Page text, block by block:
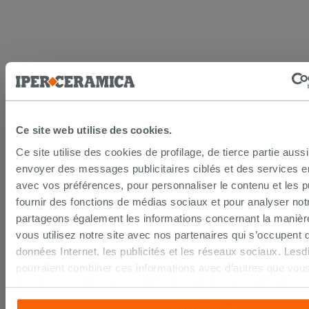
Ce site web utilise des cookies.
Ce site utilise des cookies de profilage, de tierce partie
envoyer des messages publicitaires ciblés et des services
avec vos préférences, pour personnaliser le contenu et les
fournir des fonctions de médias sociaux et pour analyser
partageons également les informations concernant la
vous utilisez notre site avec nos partenaires qui s’occupent
données Internet, les publicités et les réseaux sociaux.
pourraient combiner ces informations avec d’autres que
fournies ou qu’ils ont recueillies à partir de votre utilisation
services. Si vous souhaitez en savoir davantage ou refusez
LIVRAISON GARANTIE
Votre commande seralivrée chez vous en 15 jours
ouvrésà compter de la réception du paiement.
Les échantillons sont habituellement livrés en
quelques jours.
IPERCERAMICA collabore depuis de nombreuses
années avec les plus grands
spécialistes des
transports internationauxet l'expédition des produits
est suivie par tracking.